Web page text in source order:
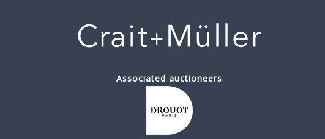
Associated auctioneers